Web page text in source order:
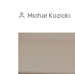
Michał Kozicki